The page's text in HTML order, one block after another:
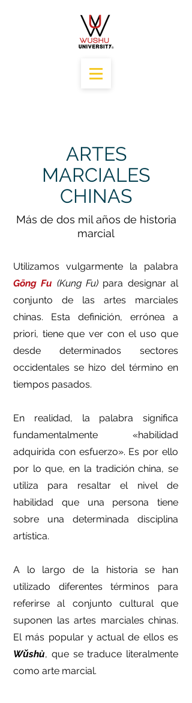
ARTES
MARCIALES
CHINAS
Más de dos mil años de historia
marcial
Utilizamos vulgarmente la palabra
Gōng Fu (Kung Fu) para designar al
conjunto de las artes marciales
chinas. Esta definición, errónea a
priori, tiene que ver con el uso que
desde determinados sectores
occidentales se hizo del término en
tiempos pasados.
En realidad, la palabra significa
fundamentalmente «habilidad
adquirida con esfuerzo». Es por ello
por lo que, en la tradición china, se
utiliza para resaltar el nivel de
habilidad que una persona tiene
sobre una determinada disciplina
artística.
A lo largo de la historia se han
utilizado diferentes términos para
referirse al conjunto cultural que
suponen las artes marciales chinas.
El más popular y actual de ellos es
Wǔshù, que se traduce literalmente
como arte marcial.